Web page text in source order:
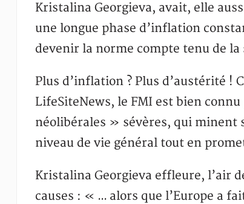
Kristalina Georgieva, avait, elle
une longue phase d’inflation
devenir la norme compte tenu de
Plus d’inflation ? Plus d’austérité
LifeSiteNews, le FMI est bien
néolibérales » sévères, qui minent
niveau de vie général tout en
Kristalina Georgieva effleure, l’air
causes : « … alors que l’Europe a